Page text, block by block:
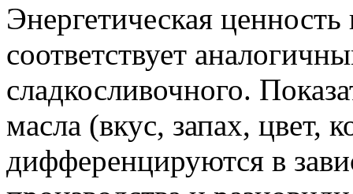
Энергетическая
соответствует
сладкосливочного.
масла (вкус, запах, цвет,
дифференцируются в